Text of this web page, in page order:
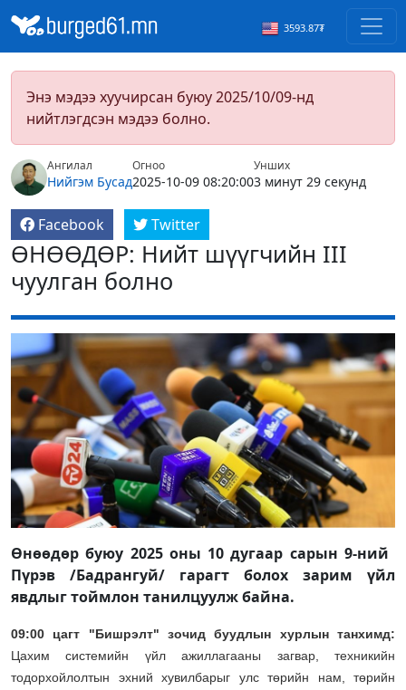
3593.87₮
Энэ мэдээ хуучирсан буюу 2025/10/09-нд
нийтлэгдсэн мэдээ болно.
Ангилал
Нийгэм Бусад
Огноо
2025-10-09 08:20:00
Унших
3 минут 29 секунд
Facebook Twitter
ӨНӨӨДӨР: Нийт шүүгчийн III
чуулган болно
Өнөөдөр буюу 2025 оны 10 дугаар сарын 9-ний ​​​
Пүрэв /Бадрангуй/ гарагт болох зарим үйл
явдлыг тоймлон танилцуулж байна.
09:00 цагт "Бишрэлт" зочид буудлын хурлын танхимд:
Цахим системийн үйл ажиллагааны загвар, техникийн
тодорхойлолтын эхний хувилбарыг улс төрийн нам, төрийн